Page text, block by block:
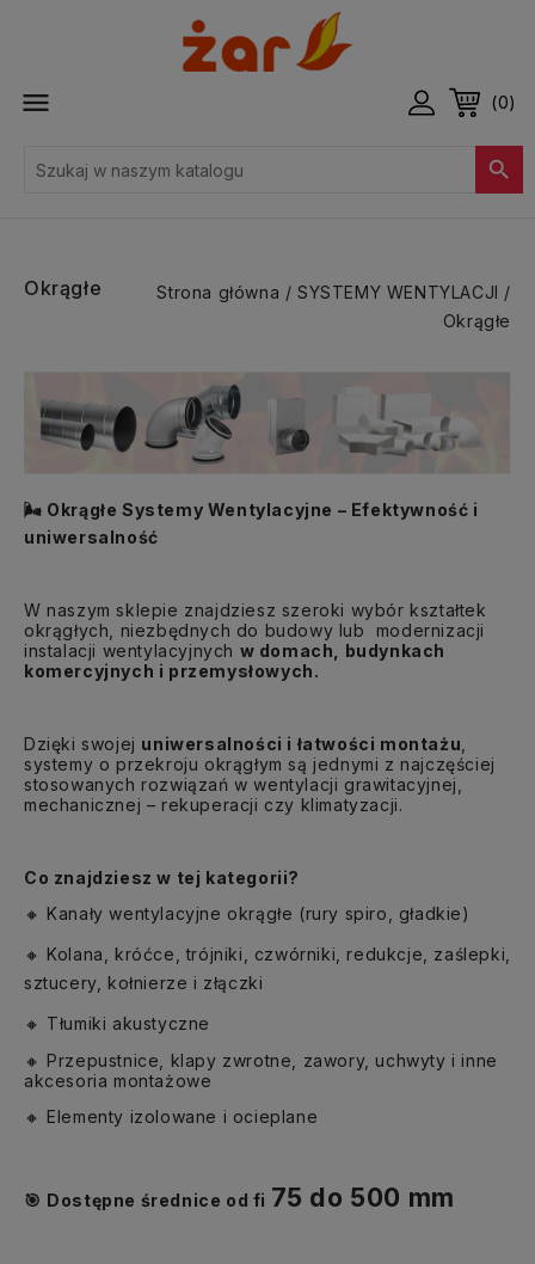
 (0)

Okrągłe Strona główna
SYSTEMY WENTYLACJI
Okrągłe
🌬️ Okrągłe Systemy Wentylacyjne – Efektywność i
uniwersalność
W naszym sklepie znajdziesz szeroki wybór kształtek
okrągłych, niezbędnych do budowy lub
modernizacji
instalacji wentylacyjnych w domach, budynkach
komercyjnych i przemysłowych.
Dzięki swojej uniwersalności i łatwości montażu
systemy o przekroju okrągłym są jednymi z najczęściej
stosowanych rozwiązań w wentylacji grawitacyjnej,
mechanicznej – rekuperacji czy klimatyzacji.
Co znajdziesz w tej kategorii?
🔸 Kanały wentylacyjne okrągłe (rury spiro, gładkie)
🔸 Kolana, króćce, trójniki, czwórniki, redukcje, zaślepki,
sztucery, kołnierze i złączki
🔸 Tłumiki akustyczne
🔸 Przepustnice, klapy zwrotne, zawory, uchwyty i inne
akcesoria montażowe
🔸 Elementy izolowane i ocieplane
🎯 Dostępne średnice od fi 75 do 500 mm